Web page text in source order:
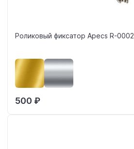
Роликовый фиксатор Apecs R-0002
500 ₽